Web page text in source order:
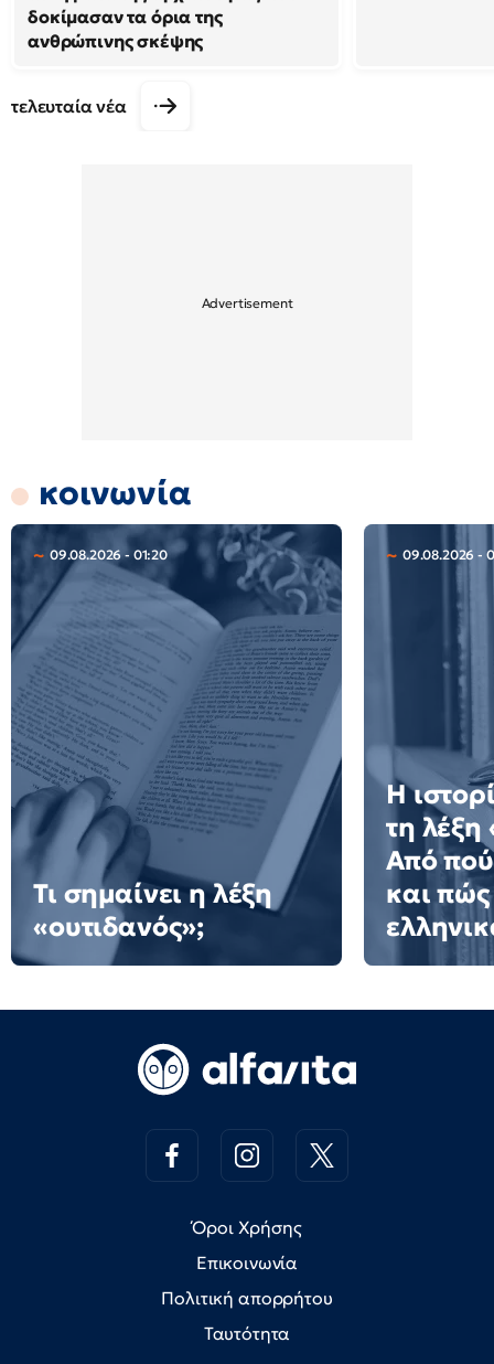
δοκίμασαν τα όρια της
ανθρώπινης σκέψης
τελευταία νέα
κοινωνία
09.08.2026 - 01:20
Τι σημαίνει η λέξη
«ουτιδανός»;
09.08.2026 -
Η
τη λέξη
Από
και
Όροι Χρήσης
Επικοινωνία
Πολιτική απορρήτου
Ταυτότητα